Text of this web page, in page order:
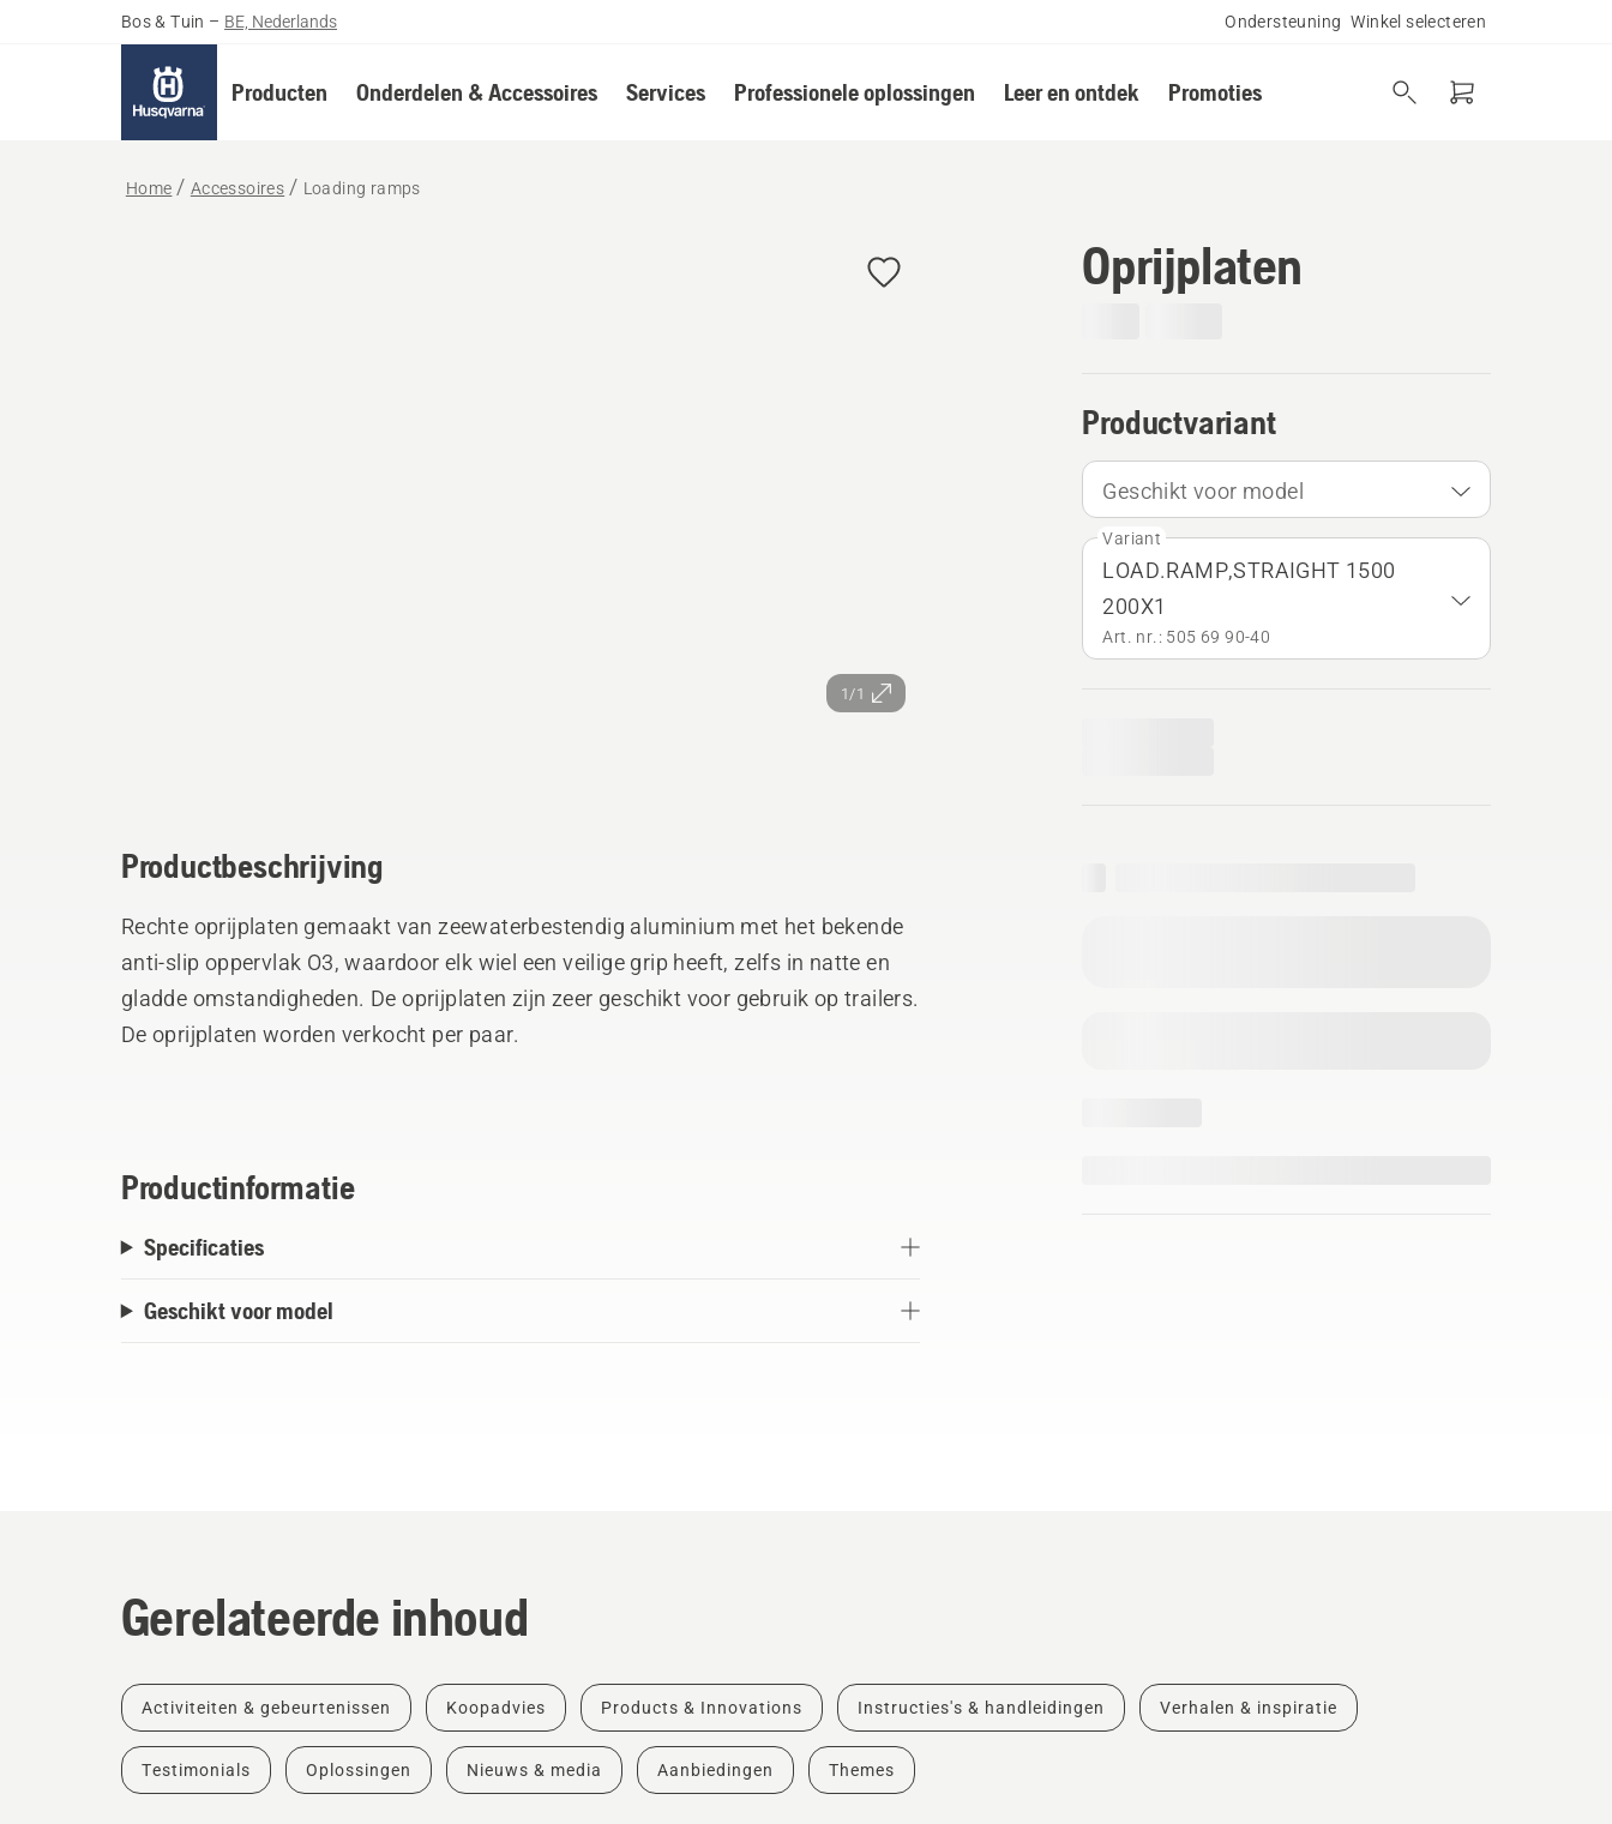
Bos & Tuin – BE, Nederlands Ondersteuning Winkel selecteren
Producten Onderdelen & Accessoires Services Professionele oplossingen Leer en ontdek Promoties
Home Accessoires Loading ramps
1/1
Oprijplaten
Productvariant
Geschikt voor model
Variant
LOAD.RAMP,STRAIGHT 1500
200X1
Art. nr.: 505 69 90‑40
Productbeschrijving
Rechte oprijplaten gemaakt van zeewaterbestendig aluminium met het bekende
anti-slip oppervlak O3, waardoor elk wiel een veilige grip heeft, zelfs in natte en
gladde omstandigheden. De oprijplaten zijn zeer geschikt voor gebruik op trailers.
De oprijplaten worden verkocht per paar.
Productinformatie
Specificaties
Geschikt voor model
Gerelateerde inhoud
Activiteiten & gebeurtenissen Koopadvies Products & Innovations Instructies's & handleidingen Verhalen & inspiratie
Testimonials Oplossingen Nieuws & media Aanbiedingen Themes